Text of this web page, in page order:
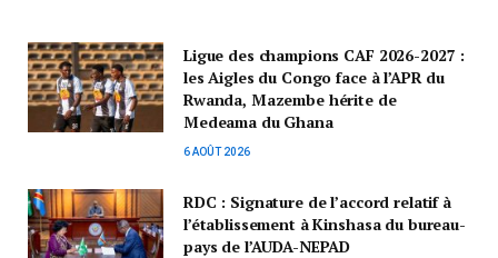
Ligue des champions CAF 2026-2027 :
les Aigles du Congo face à l’APR du
Rwanda, Mazembe hérite de
Medeama du Ghana
6 AOÛT 2026
RDC : Signature de l’accord relatif à
l’établissement à Kinshasa du bureau-
pays de l’AUDA-NEPAD